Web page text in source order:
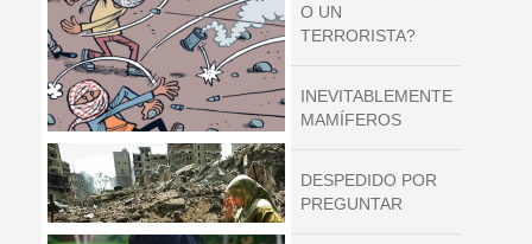
O UN
TERRORISTA?
INEVITABLEMENTE
MAMÍFEROS
DESPEDIDO POR
PREGUNTAR